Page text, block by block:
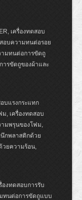
เครื่องทดสอบ
อบความทนต่อรอย
ามทนต่อการขัดถู
ารขัดถูของผ้าและ
บแรงกระแทก
, เครื่องทดสอบ
ามพรุนของโฟม,
กพลาสติกด้วย
วยความร้อน,
องทดสอบการรับ
ทนต่อการขัดถูแบบ